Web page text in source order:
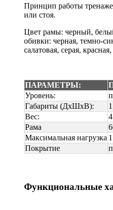
Принцип работы
или стоя.
Цвет рамы: черный,
обивки: черная, темно-
салатовая, серая,
ПАРАМЕТРЫ:
Уровень:
Габариты (ДхШхВ):
Вес:
Рама
Максимальная нагрузка
Покрытие
Функциональные